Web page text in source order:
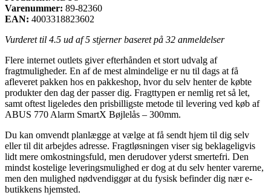
Varenummer: 89-82360
EAN: 4003318823602
Vurderet til 4.5 ud af 5 stjerner baseret på 32 anmeldelser
Flere internet outlets giver efterhånden et stort udvalg af
fragtmuligheder. En af de mest almindelige er nu til dags at få
afleveret pakken hos en pakkeshop, hvor du selv henter de købte
produkter den dag der passer dig. Fragttypen er nemlig ret så let,
samt oftest ligeledes den prisbilligste metode til levering ved køb af
ABUS 770 Alarm SmartX Bøjlelås – 300mm.
Du kan omvendt planlægge at vælge at få sendt hjem til dig selv
eller til dit arbejdes adresse. Fragtløsningen viser sig beklageligvis
lidt mere omkostningsfuld, men derudover yderst smertefri. Den
mindst kostelige leveringsmulighed er dog at du selv henter varerne,
men den mulighed nødvendiggør at du fysisk befinder dig nær e-
butikkens hjemsted.